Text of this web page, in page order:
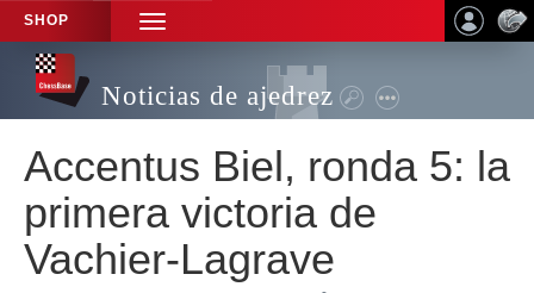
SHOP
TOGGLE
NAVIGATION
Noticias de ajedrez
Accentus Biel, ronda 5: la
primera victoria de
Vachier-Lagrave